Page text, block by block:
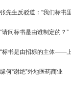
生反驳道：“我们标书里
问标书是由谁制定的？”
书是由招标的主体——上
“谢绝”外地医药商业